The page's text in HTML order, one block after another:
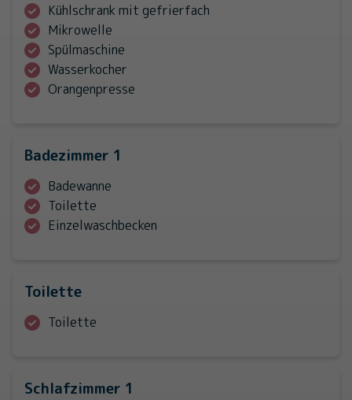
Kühlschrank mit gefrierfach
Mikrowelle
Spülmaschine
Wasserkocher
Orangenpresse
Badezimmer 1
Badewanne
Toilette
Einzelwaschbecken
Toilette
Toilette
Schlafzimmer 1